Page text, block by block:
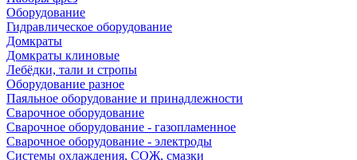
Оборудование
Гидравлическое оборудование
Домкраты
Домкраты клиновые
Лебёдки, тали и стропы
Оборудование разное
Паяльное оборудование и принадлежности
Сварочное оборудование
Сварочное оборудование - газопламенное
Сварочное оборудование - электроды
Системы охлаждения, СОЖ, смазки